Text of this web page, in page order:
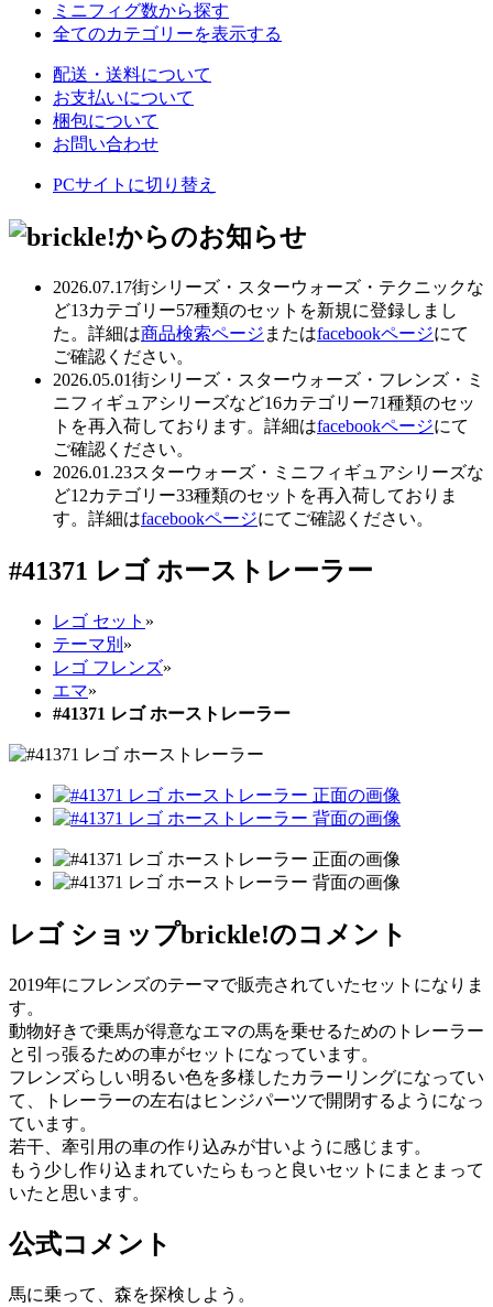
ミニフィグ数から探す
全てのカテゴリーを表示する
配送・送料について
お支払いについて
梱包について
お問い合わせ
PCサイトに切り替え
2026.07.17街シリーズ・スターウォーズ・テクニックな
ど13カテゴリー57種類のセットを新規に登録しまし
た。詳細は商品検索ページ またはfacebookページにて
ご確認ください。
2026.05.01街シリーズ・スターウォーズ・フレンズ・ミ
ニフィギュアシリーズなど16カテゴリー71種類のセッ
トを再入荷しております。詳細はfacebookページにて
ご確認ください。
2026.01.23スターウォーズ・ミニフィギュアシリーズな
ど12カテゴリー33種類のセットを再入荷しておりま
す。詳細はfacebookページにてご確認ください。
#41371 レゴ ホーストレーラー
レゴ セット »
テーマ別 »
レゴ フレンズ»
エマ»
#41371 レゴ ホーストレーラー
レゴ ショップbrickle!のコメント
2019年にフレンズのテーマで販売されていたセットになりま
す。
動物好きで乗馬が得意なエマの馬を乗せるためのトレーラー
と引っ張るための車がセットになっています。
フレンズらしい明るい色を多様したカラーリングになってい
て、トレーラーの左右はヒンジパーツで開閉するようになっ
ています。
若干、牽引用の車の作り込みが甘いように感じます。
もう少し作り込まれていたらもっと良いセットにまとまって
いたと思います。
公式コメント
馬に乗って、森を探検しよう。